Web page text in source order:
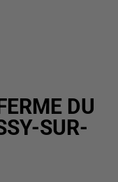
DU
SUR-